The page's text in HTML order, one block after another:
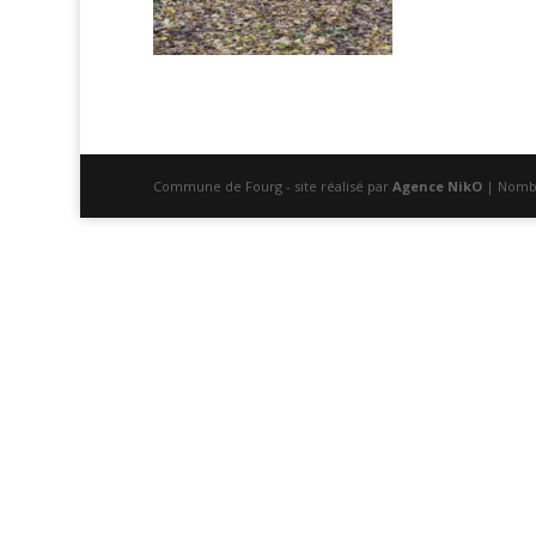
Commune de Fourg - site réalisé par Agence NikO|